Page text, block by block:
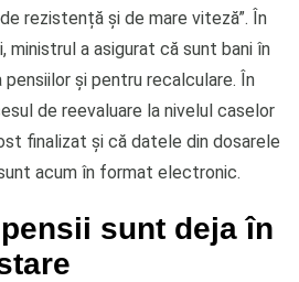
rezistență și de mare viteză”. În
ministrul a asigurat că sunt bani în
și pentru recalculare. În
de reevaluare la nivelul caselor
finalizat și că datele din dosarele
acum în format electronic.
sunt deja în